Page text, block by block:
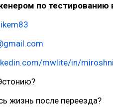
по тестированию
mwlite/in/
жизнь после переезда?